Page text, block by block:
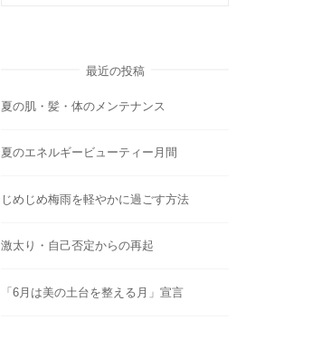
最近の投稿
夏の肌・髪・体のメンテナンス
夏のエネルギービューティー月間
じめじめ梅雨を軽やかに過ごす方法
激太り・自己否定からの再起
「6月は美の土台を整える月」宣言